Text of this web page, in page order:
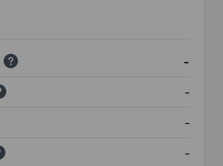
-
-
-
-